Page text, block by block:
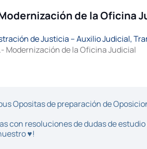
Modernización de la Oficina
de Justicia – Auxilio Judicial,
Modernización de la Oficina Judicial
Opositas de preparación de
con resoluciones de dudas de
♥!